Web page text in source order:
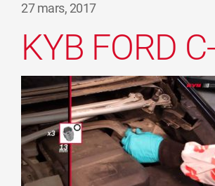
27 mars, 2017
KYB FORD